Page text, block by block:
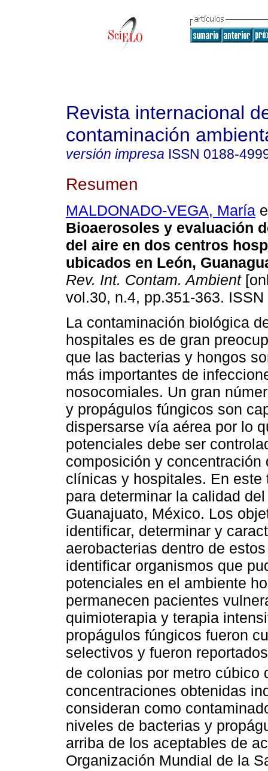
Revista internacional
contaminación
versión impresa ISSN 0188-
Resumen
MALDONADO-VEGA, María
Bioaerosoles y evaluación
del aire en dos centros
ubicados en León,
Rev. Int. Contam. Ambient
vol.30, n.4, pp.351-363.
La contaminación biológica
hospitales es de gran
que las bacterias y hongos
más importantes de
nosocomiales. Un gran
y propágulos fúngicos son
dispersarse vía aérea por lo
potenciales debe ser
composición y
clínicas y hospitales. En
para determinar la calidad
Guanajuato, México. Los
identificar, determinar y
aerobacterias dentro de
identificar organismos que
potenciales en el ambiente
permanecen pacientes
quimioterapia y terapia
propágulos fúngicos fueron
selectivos y fueron
de colonias por metro cúbico
concentraciones obtenidas
consideran como
niveles de bacterias y
arriba de los aceptables de
Organización Mundial de la